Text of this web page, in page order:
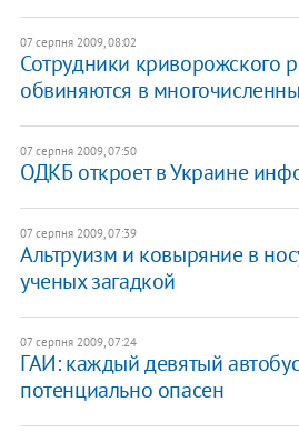
07 серпня 2009, 08:02
Сотрудники криворожского
обвиняются в
07 серпня 2009, 07:50
ОДКБ откроет в Украине
07 серпня 2009, 07:39
Альтруизм и ковыряние в
ученых загадкой
07 серпня 2009, 07:24
ГАИ: каждый девятый
потенциально опасен